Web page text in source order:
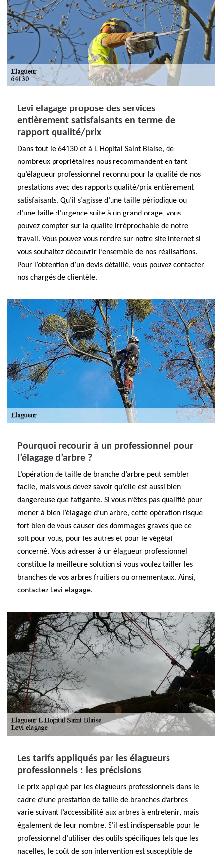
Levi elagage propose des services
entièrement satisfaisants en terme de
rapport qualité/prix
Dans tout le 64130 et à L Hopital Saint Blaise, de
nombreux propriétaires nous recommandent en tant
qu’élagueur professionnel reconnu pour la qualité de nos
prestations avec des rapports qualité/prix entièrement
satisfaisants. Qu’il s’agisse d’une taille périodique ou
d’une taille d’urgence suite à un grand orage, vous
pouvez compter sur la qualité irréprochable de notre
travail. Vous pouvez vous rendre sur notre site internet si
vous souhaitez découvrir l’ensemble de nos réalisations.
Pour l’obtention d’un devis détaillé, vous pouvez contacter
nos chargés de clientèle.
Pourquoi recourir à un professionnel pour
l’élagage d’arbre ?
L’opération de taille de branche d’arbre peut sembler
facile, mais vous devez savoir qu’elle est aussi bien
dangereuse que fatigante. Si vous n’êtes pas qualifié pour
mener à bien l’élagage d’un arbre, cette opération risque
fort bien de vous causer des dommages graves que ce
soit pour vous, pour les autres et pour le végétal
concerné. Vous adresser à un élagueur professionnel
constitue la meilleure solution si vous voulez tailler les
branches de vos arbres fruitiers ou ornementaux. Ainsi,
contactez Levi elagage.
Les tarifs appliqués par les élagueurs
professionnels : les précisions
Le prix appliqué par les élagueurs professionnels dans le
cadre d’une prestation de taille de branches d’arbres
varie suivant l’accessibilité aux arbres à entretenir, mais
également de leur nombre. S’il est indispensable pour le
professionnel d’utiliser des outils spécifiques tels que les
nacelles, le coût de son intervention est susceptible de